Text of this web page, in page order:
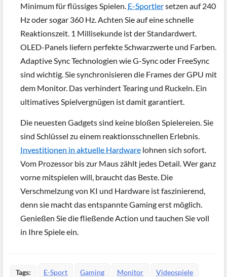
Minimum für flüssiges Spielen. E-Sportlersetzen auf 240
Hz oder sogar 360 Hz. Achten Sie auf eine schnelle
Reaktionszeit. 1 Millisekunde ist der Standardwert.
OLED-Panels liefern perfekte Schwarzwerte und Farben.
Adaptive Sync Technologien wie G-Sync oder FreeSync
sind wichtig. Sie synchronisieren die Frames der GPU mit
dem Monitor. Das verhindert Tearing und Ruckeln. Ein
ultimatives Spielvergnügen ist damit garantiert.
Die neuesten Gadgets sind keine bloßen Spielereien. Sie
sind Schlüssel zu einem reaktionsschnellen Erlebnis.
Investitionen in aktuelle Hardware lohnen sich sofort.
Vom Prozessor bis zur Maus zählt jedes Detail. Wer ganz
vorne mitspielen will, braucht das Beste. Die
Verschmelzung von KI und Hardware ist faszinierend,
denn sie macht das entspannte Gaming erst möglich.
Genießen Sie die fließende Action und tauchen Sie voll
in Ihre Spiele ein.
Tags: E-Sport Gaming Monitor Videospiele